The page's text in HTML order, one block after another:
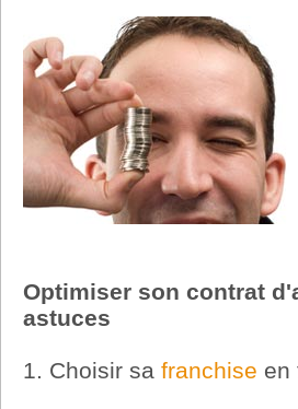
Optimiser son contrat
astuces
1. Choisir sa franchise en